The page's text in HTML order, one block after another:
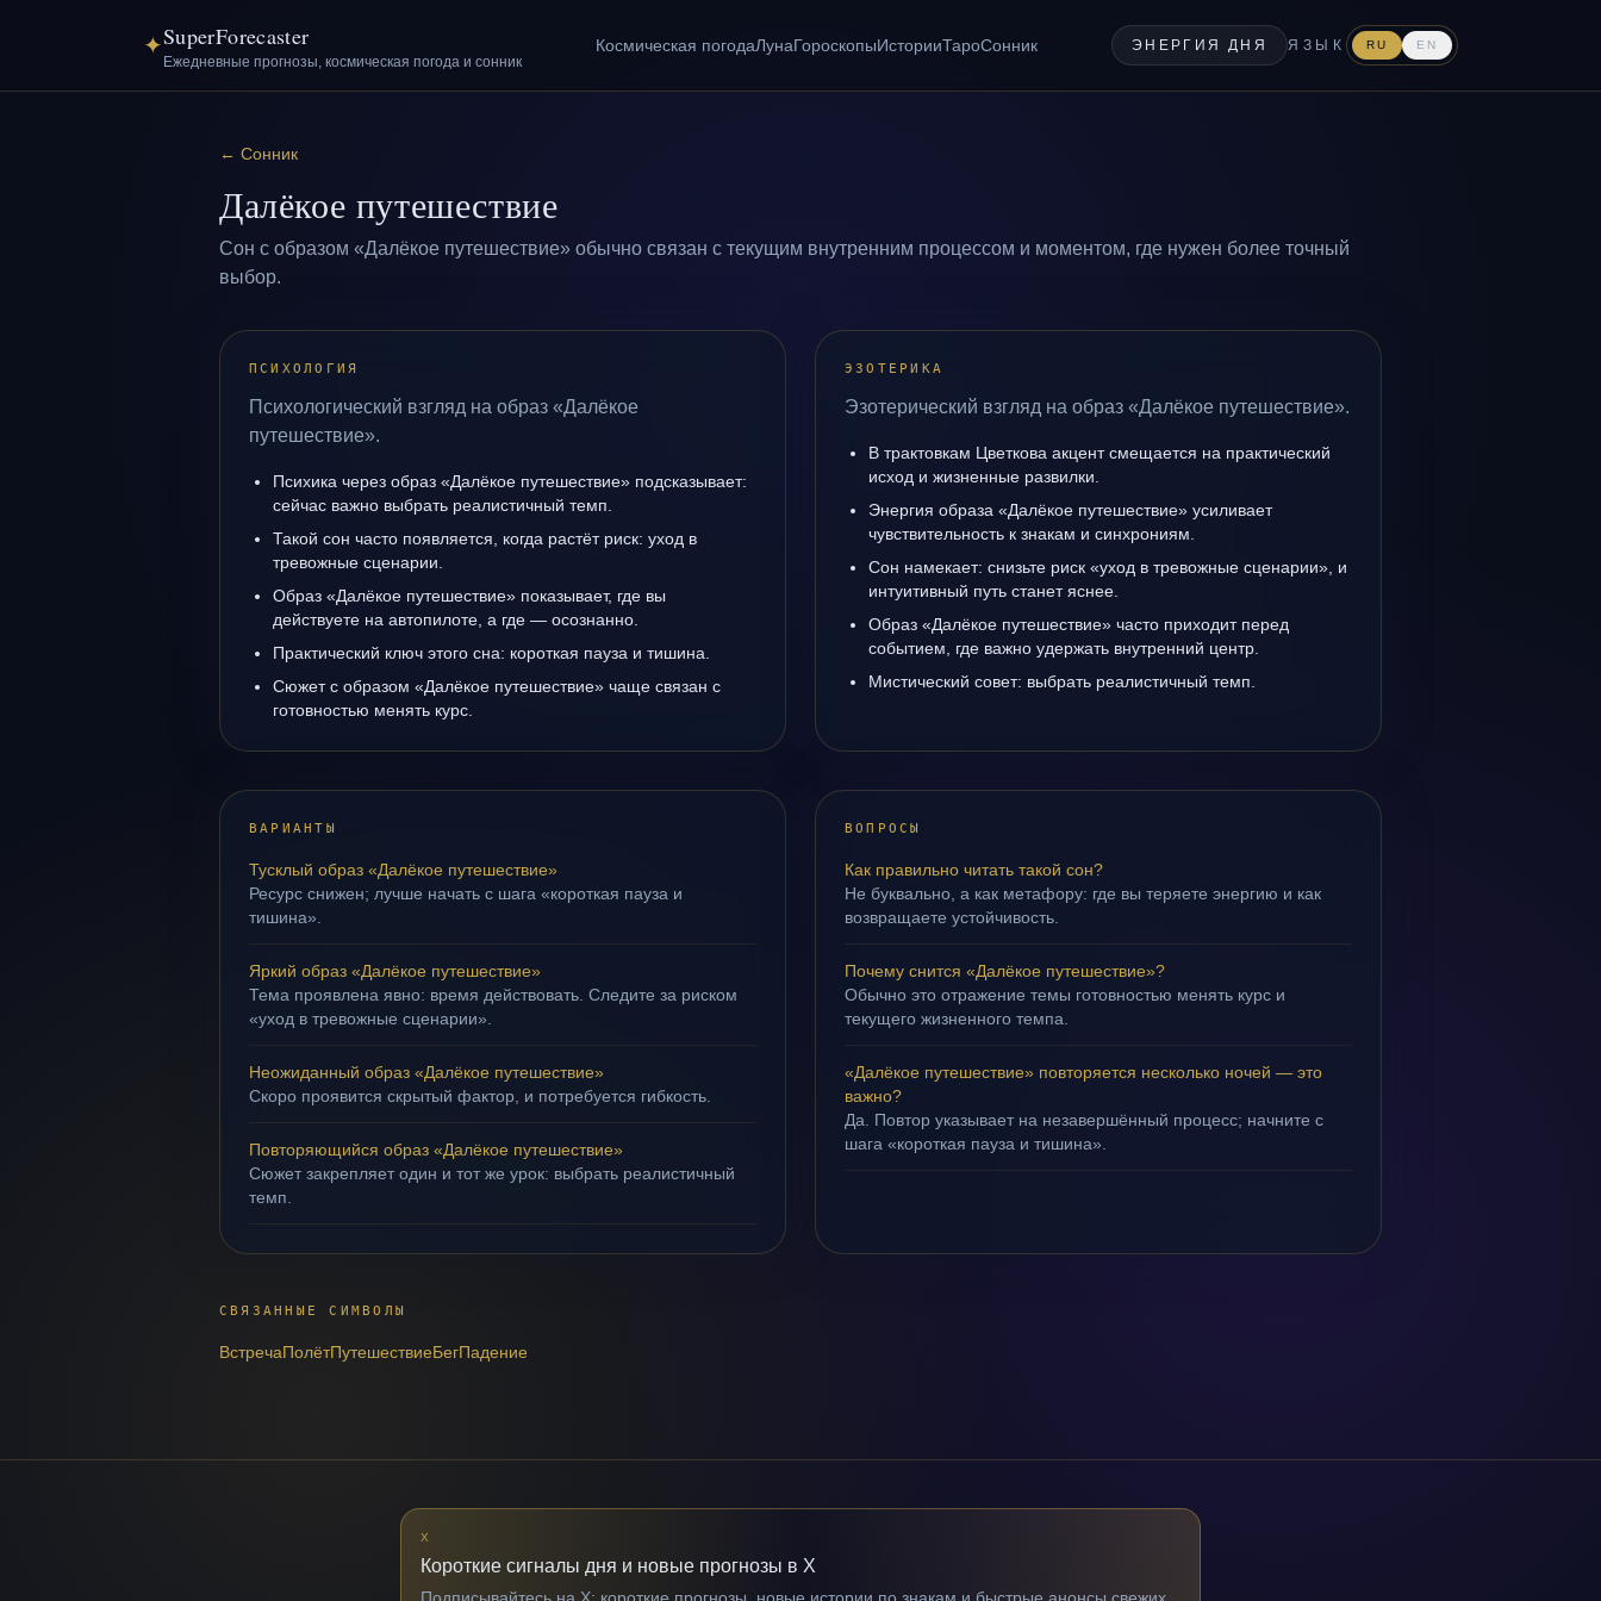
✦SuperForecaster
Ежедневные прогнозы, космическая погода и сонник
Космическая погодаЛунаГороскопыИсторииТароСонник ЭНЕРГИЯ ДНЯ ЯЗЫК RU EN
← Сонник
Далёкое путешествие
Сон с образом «Далёкое путешествие» обычно связан с текущим внутренним процессом и моментом, где нужен более точный
выбор.
ПСИХОЛОГИЯ
Психологический взгляд на образ «Далёкое
путешествие».
Психика через образ «Далёкое путешествие» подсказывает:
сейчас важно выбрать реалистичный темп.
Такой сон часто появляется, когда растёт риск: уход в
тревожные сценарии.
Образ «Далёкое путешествие» показывает, где вы
действуете на автопилоте, а где — осознанно.
Практический ключ этого сна: короткая пауза и тишина.
Сюжет с образом «Далёкое путешествие» чаще связан с
готовностью менять курс.
ЭЗОТЕРИКА
Эзотерический взгляд на образ «Далёкое путешествие».
В трактовкам Цветкова акцент смещается на практический
исход и жизненные развилки.
Энергия образа «Далёкое путешествие» усиливает
чувствительность к знакам и синхрониям.
Сон намекает: снизьте риск «уход в тревожные сценарии», и
интуитивный путь станет яснее.
Образ «Далёкое путешествие» часто приходит перед
событием, где важно удержать внутренний центр.
Мистический совет: выбрать реалистичный темп.
ВАРИАНТЫ
Тусклый образ «Далёкое путешествие»
Ресурс снижен; лучше начать с шага «короткая пауза и
тишина».
Яркий образ «Далёкое путешествие»
Тема проявлена явно: время действовать. Следите за риском
«уход в тревожные сценарии».
Неожиданный образ «Далёкое путешествие»
Скоро проявится скрытый фактор, и потребуется гибкость.
Повторяющийся образ «Далёкое путешествие»
Сюжет закрепляет один и тот же урок: выбрать реалистичный
темп.
ВОПРОСЫ
Как правильно читать такой сон?
Не буквально, а как метафору: где вы теряете энергию и как
возвращаете устойчивость.
Почему снится «Далёкое путешествие»?
Обычно это отражение темы готовностью менять курс и
текущего жизненного темпа.
«Далёкое путешествие» повторяется несколько ночей — это
важно?
Да. Повтор указывает на незавершённый процесс; начните с
шага «короткая пауза и тишина».
СВЯЗАННЫЕ СИМВОЛЫ
ВстречаПолётПутешествиеБегПадение
X
Короткие сигналы дня и новые прогнозы в X